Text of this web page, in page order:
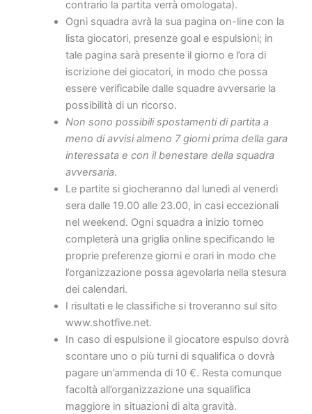
contrario la partita verrà omologata).
Ogni squadra avrà la sua pagina on-line con la
lista giocatori, presenze goal e espulsioni; in
tale pagina sarà presente il giorno e l’ora di
iscrizione dei giocatori, in modo che possa
essere verificabile dalle squadre avversarie la
possibilità di un ricorso.
Non sono possibili spostamenti di partita a
meno di avvisi almeno 7 giorni prima della gara
interessata e con il benestare della squadra
avversaria.
Le partite si giocheranno dal lunedì al venerdì
sera dalle 19.00 alle 23.00, in casi eccezionali
nel weekend. Ogni squadra a inizio torneo
completerà una griglia online specificando le
proprie preferenze giorni e orari in modo che
l’organizzazione possa agevolarla nella stesura
dei calendari.
I risultati e le classifiche si troveranno sul sito
www.shotfive.net.
In caso di espulsione il giocatore espulso dovrà
scontare uno o più turni di squalifica o dovrà
pagare un’ammenda di 10 €. Resta comunque
facoltà all’organizzazione una squalifica
maggiore in situazioni di alta gravità.